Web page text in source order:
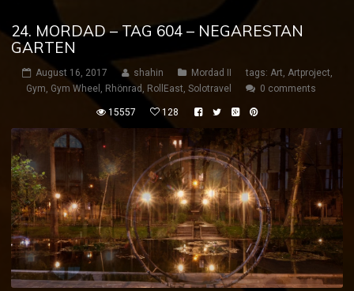
24. MORDAD – TAG 604 – NEGARESTAN
GARTEN
August 16, 2017 shahin Mordad II tags: Art, Artproject,
Gym, Gym Wheel , Rhönrad , RollEast, Solotravel 0 comments
15557 128